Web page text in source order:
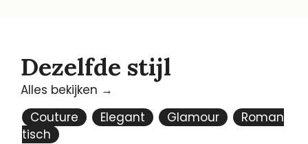
Dezelfde stijl
Alles bekijken →
Couture
Elegant Glamour
Roman
tisch